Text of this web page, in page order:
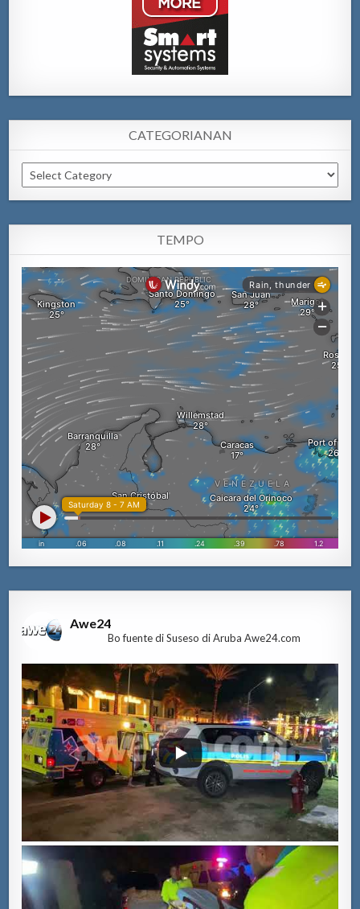
CATEGORIANAN
Categorianan
TEMPO
Awe24
Bo fuente di Suseso di Aruba Awe24.com